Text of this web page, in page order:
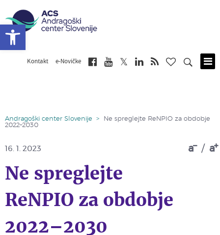
Kontakt e-Novičke
Andragoški center Slovenije >
Ne spreglejte ReNPIO za obdobje
2022–2030
a / a
16. 1. 2023
Ne spreglejte
ReNPIO za obdobje
2022–2030
Open toolbar